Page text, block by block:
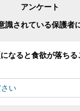
アンケート
識されている保護者
なると食欲が落ちる